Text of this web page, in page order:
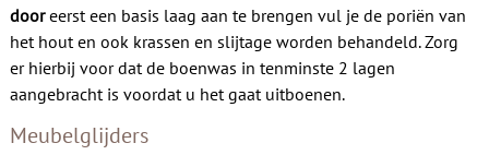
dooreerst een basis laag aan te brengen vul je de poriën van
het hout en ook krassen en slijtage worden behandeld. Zorg
er hierbij voor dat de boenwas in tenminste 2 lagen
aangebracht is voordat u het gaat uitboenen.
Meubelglijders